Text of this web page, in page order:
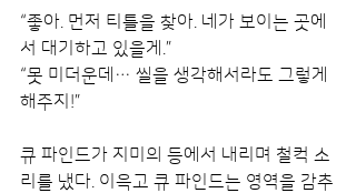
“좋아. 먼저 티틀을 찾아. 네가 보이는 곳에
서 대기하고 있을게.”
“못 미더운데… 씰을 생각해서라도 그렇게
해주지!”
큐 파인드가 지미의 등에서 내리며 철컥 소
리를 냈다. 이윽고 큐 파인드는 영역을 감추